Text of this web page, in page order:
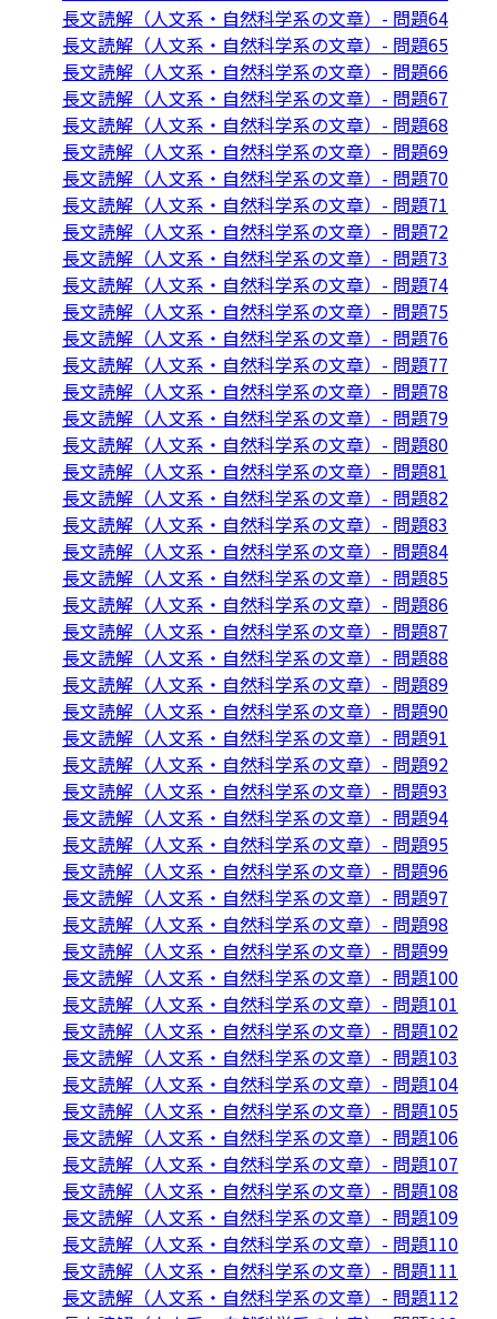
長文読解（人文系・自然科学系の文章）- 問題64
長文読解（人文系・自然科学系の文章）- 問題65
長文読解（人文系・自然科学系の文章）- 問題66
長文読解（人文系・自然科学系の文章）- 問題67
長文読解（人文系・自然科学系の文章）- 問題68
長文読解（人文系・自然科学系の文章）- 問題69
長文読解（人文系・自然科学系の文章）- 問題70
長文読解（人文系・自然科学系の文章）- 問題71
長文読解（人文系・自然科学系の文章）- 問題72
長文読解（人文系・自然科学系の文章）- 問題73
長文読解（人文系・自然科学系の文章）- 問題74
長文読解（人文系・自然科学系の文章）- 問題75
長文読解（人文系・自然科学系の文章）- 問題76
長文読解（人文系・自然科学系の文章）- 問題77
長文読解（人文系・自然科学系の文章）- 問題78
長文読解（人文系・自然科学系の文章）- 問題79
長文読解（人文系・自然科学系の文章）- 問題80
長文読解（人文系・自然科学系の文章）- 問題81
長文読解（人文系・自然科学系の文章）- 問題82
長文読解（人文系・自然科学系の文章）- 問題83
長文読解（人文系・自然科学系の文章）- 問題84
長文読解（人文系・自然科学系の文章）- 問題85
長文読解（人文系・自然科学系の文章）- 問題86
長文読解（人文系・自然科学系の文章）- 問題87
長文読解（人文系・自然科学系の文章）- 問題88
長文読解（人文系・自然科学系の文章）- 問題89
長文読解（人文系・自然科学系の文章）- 問題90
長文読解（人文系・自然科学系の文章）- 問題91
長文読解（人文系・自然科学系の文章）- 問題92
長文読解（人文系・自然科学系の文章）- 問題93
長文読解（人文系・自然科学系の文章）- 問題94
長文読解（人文系・自然科学系の文章）- 問題95
長文読解（人文系・自然科学系の文章）- 問題96
長文読解（人文系・自然科学系の文章）- 問題97
長文読解（人文系・自然科学系の文章）- 問題98
長文読解（人文系・自然科学系の文章）- 問題99
長文読解（人文系・自然科学系の文章）- 問題100
長文読解（人文系・自然科学系の文章）- 問題101
長文読解（人文系・自然科学系の文章）- 問題102
長文読解（人文系・自然科学系の文章）- 問題103
長文読解（人文系・自然科学系の文章）- 問題104
長文読解（人文系・自然科学系の文章）- 問題105
長文読解（人文系・自然科学系の文章）- 問題106
長文読解（人文系・自然科学系の文章）- 問題107
長文読解（人文系・自然科学系の文章）- 問題108
長文読解（人文系・自然科学系の文章）- 問題109
長文読解（人文系・自然科学系の文章）- 問題110
長文読解（人文系・自然科学系の文章）- 問題111
長文読解（人文系・自然科学系の文章）- 問題112